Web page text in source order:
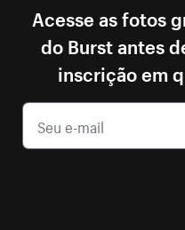
Acesse as fotos
do Burst antes
inscrição em